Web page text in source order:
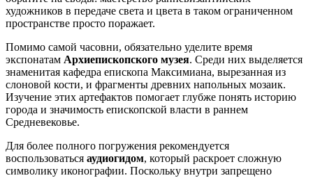
художников в передаче света и цвета в таком ограниченном
пространстве просто поражает.
Помимо самой часовни, обязательно уделите время
экспонатам Архиепископского музея. Среди них выделяется
знаменитая кафедра епископа Максимиана, вырезанная из
слоновой кости, и фрагменты древних напольных мозаик.
Изучение этих артефактов помогает глубже понять историю
города и значимость епископской власти в раннем
Средневековье.
Для более полного погружения рекомендуется
воспользоваться аудиогидом, который раскроет сложную
символику иконографии. Поскольку внутри запрещено